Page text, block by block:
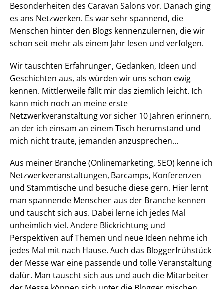
Besonderheiten des Caravan Salons vor. Danach ging
es ans Netzwerken. Es war sehr spannend, die
Menschen hinter den Blogs kennenzulernen, die wir
schon seit mehr als einem Jahr lesen und verfolgen.
Wir tauschten Erfahrungen, Gedanken, Ideen und
Geschichten aus, als würden wir uns schon ewig
kennen. Mittlerweile fällt mir das ziemlich leicht. Ich
kann mich noch an meine erste
Netzwerkveranstaltung vor sicher 10 Jahren erinnern,
an der ich einsam an einem Tisch herumstand und
mich nicht traute, jemanden anzusprechen…
Aus meiner Branche (Onlinemarketing, SEO) kenne ich
Netzwerkveranstaltungen, Barcamps, Konferenzen
und Stammtische und besuche diese gern. Hier lernt
man spannende Menschen aus der Branche kennen
und tauscht sich aus. Dabei lerne ich jedes Mal
unheimlich viel. Andere Blickrichtung und
Perspektiven auf Themen und neue Ideen nehme ich
jedes Mal mit nach Hause. Auch das Bloggerfrühstück
der Messe war eine passende und tolle Veranstaltung
dafür. Man tauscht sich aus und auch die Mitarbeiter